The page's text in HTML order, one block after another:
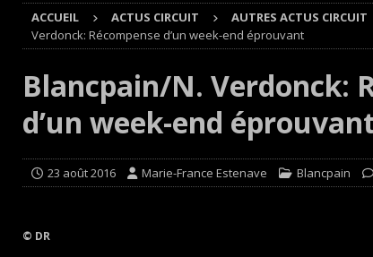
Cours
EDITO CIRCUIT
[ 4 août 2026 ]
Autocross et SprinCar : Aydie
[ 3 août 2026 ] GT4 AKKODIS-ASP : Victoire et
Buggyra Organization and
ACCUEIL ACTUS CIRCUIT AUTRES ACTUS CIRCUIT
Verdonck: Récompense d’un week-end éprouvant
Blancpain/N. Verdonck:
d’un week-end
23 août 2016 Marie-France Estenave Blancpain
© DR